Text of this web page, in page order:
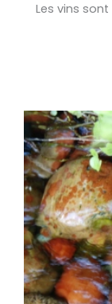
Les vins